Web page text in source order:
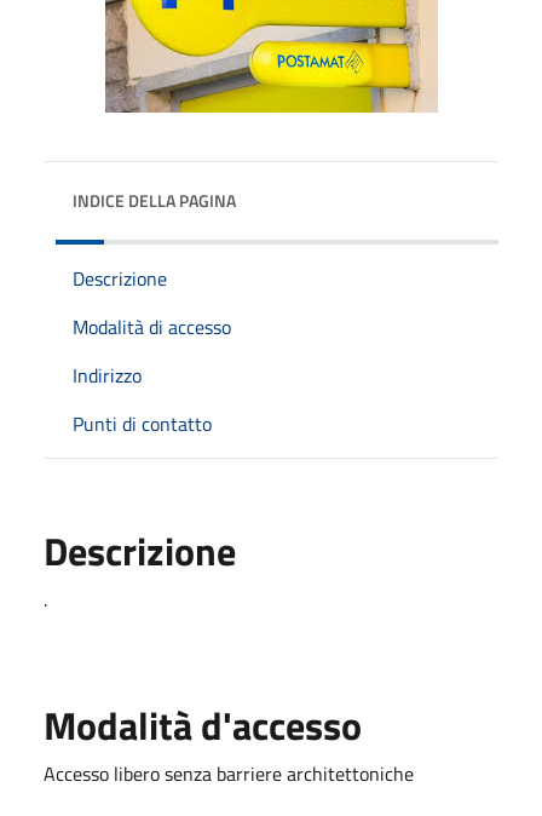
INDICE DELLA PAGINA
Descrizione
Modalità di accesso
Indirizzo
Punti di contatto
Descrizione
.
Modalità d'accesso
Accesso libero senza barriere architettoniche